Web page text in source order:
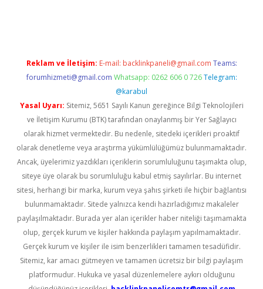
Reklam ve İletişim: E-mail: backlinkpaneli@gmail.com Teams:
forumhizmeti@gmail.com Whatsapp: 0262 606 0 726 Telegram:
@karabul
Yasal Uyarı: Sitemiz, 5651 Sayılı Kanun gereğince Bilgi Teknolojileri
ve İletişim Kurumu (BTK) tarafından onaylanmış bir Yer Sağlayıcı
olarak hizmet vermektedir. Bu nedenle, sitedeki içerikleri proaktif
olarak denetleme veya araştırma yükümlülüğümüz bulunmamaktadır.
Ancak, üyelerimiz yazdıkları içeriklerin sorumluluğunu taşımakta olup,
siteye üye olarak bu sorumluluğu kabul etmiş sayılırlar. Bu internet
sitesi, herhangi bir marka, kurum veya şahıs şirketi ile hiçbir bağlantısı
bulunmamaktadır. Sitede yalnızca kendi hazırladığımız makaleler
paylaşılmaktadır. Burada yer alan içerikler haber niteliği taşımamakta
olup, gerçek kurum ve kişiler hakkında paylaşım yapılmamaktadır.
Gerçek kurum ve kişiler ile isim benzerlikleri tamamen tesadüfidir.
Sitemiz, kar amacı gütmeyen ve tamamen ücretsiz bir bilgi paylaşım
platformudur. Hukuka ve yasal düzenlemelere aykırı olduğunu